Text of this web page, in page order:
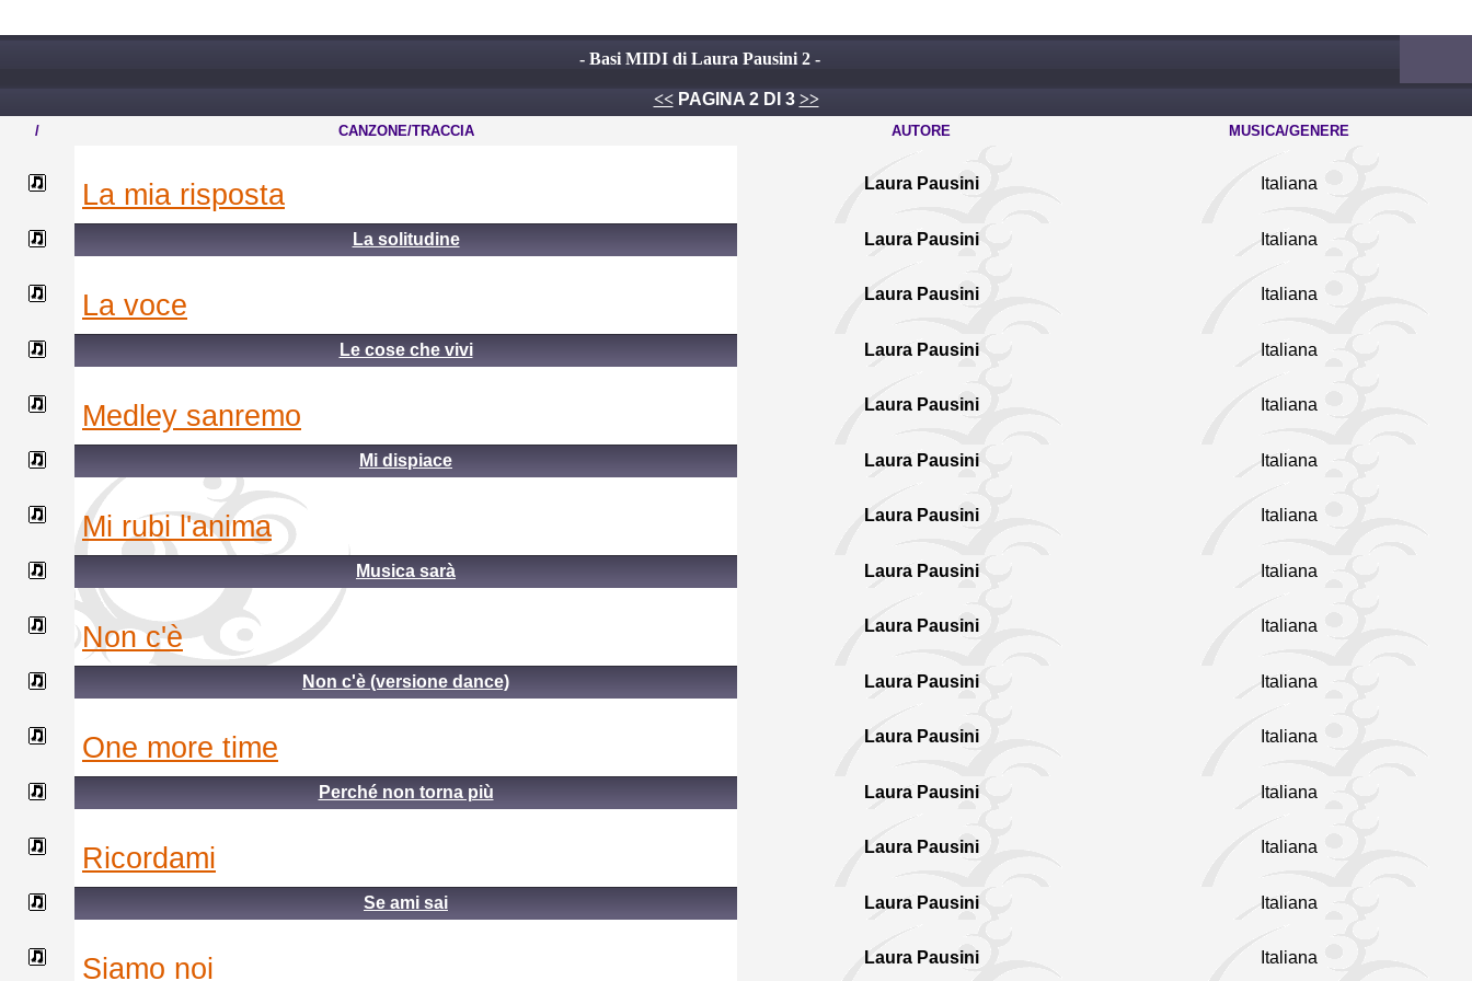
- Basi MIDI di Laura Pausini 2 -
<<PAGINA 2 DI 3 >>
/ CANZONE/TRACCIA AUTORE MUSICA/GENERE
la mia risposta Laura Pausini Italiana
La solitudine Laura Pausini Italiana
la voce Laura Pausini Italiana
Le cose che vivi Laura Pausini Italiana
medley sanremo Laura Pausini Italiana
Mi dispiace Laura Pausini Italiana
mi rubi l'anima Laura Pausini Italiana
Musica sarà Laura Pausini Italiana
non c'è Laura Pausini Italiana
Non c'è (versione dance) Laura Pausini Italiana
one more time Laura Pausini Italiana
Perché non torna più Laura Pausini Italiana
ricordami Laura Pausini Italiana
Se ami sai Laura Pausini Italiana
siamo noi Laura Pausini Italiana